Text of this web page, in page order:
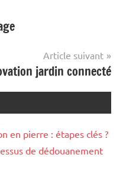
Article suivant
jardin connecté
en pierre : étapes clés ?
de dédouanement